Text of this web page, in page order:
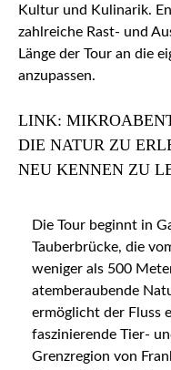
Kultur und Kulinarik.
zahlreiche Rast- und
Länge der Tour an die
anzupassen.
LINK:
DIE NATUR ZU
NEU KENNEN ZU
Die Tour beginnt in
Tauberbrücke, die
weniger als 500
atemberaubende
ermöglicht der Fluss
faszinierende Tier-
Grenzregion von